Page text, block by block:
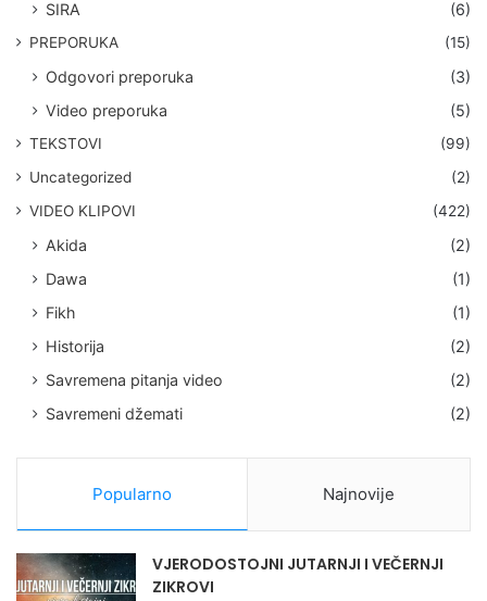
SIRA
(6)
PREPORUKA (15)
Odgovori preporuka
(3)
Video preporuka
(5)
TEKSTOVI
(99)
Uncategorized
(2)
VIDEO KLIPOVI
(422)
Akida
(2)
Dawa
(1)
Fikh
(1)
Historija
(2)
Savremena pitanja video
(2)
Savremeni džemati
(2)
Popularno Najnovije
VJERODOSTOJNI JUTARNJI I VEČERNJI
ZIKROVI